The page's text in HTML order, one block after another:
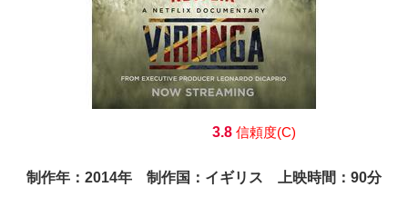
3.8 信頼度(C)
制作年：2014年 制作国：イギリス 上映時間：90分